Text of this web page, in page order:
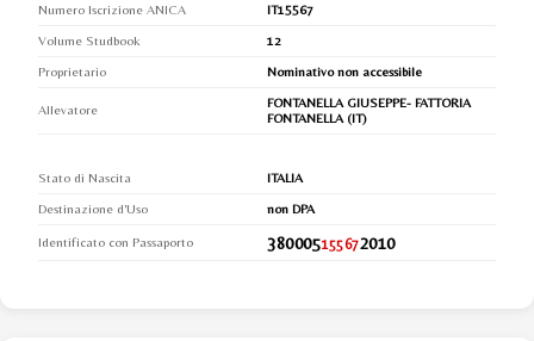
Numero Iscrizione ANICA
IT15567
Volume Studbook
12
Proprietario
Nominativo non accessibile
Allevatore
FONTANELLA GIUSEPPE- FATTORIA
FONTANELLA (IT)
Stato di Nascita
ITALIA
Destinazione d'Uso
non DPA
Identificato con Passaporto 380005155672010